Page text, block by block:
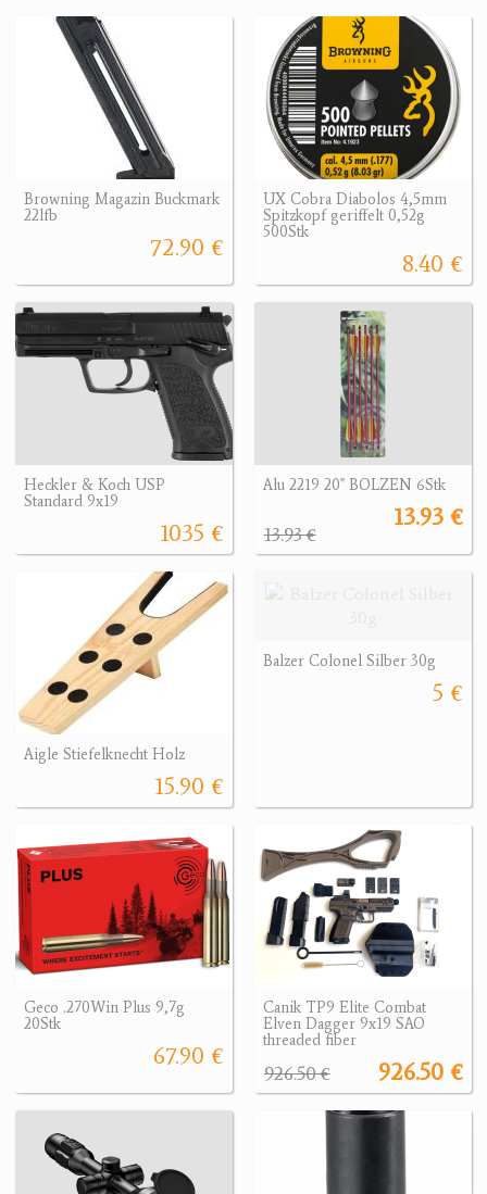
Browning Magazin Buckmark
22lfb
72.90 €
UX Cobra Diabolos 4,5mm
Spitzkopf geriffelt 0,52g
500Stk
8.40 €
Heckler & Koch USP
Standard 9x19
1035 €
Alu 2219 20" BOLZEN 6Stk
13.93 €
13.93 €
Aigle Stiefelknecht Holz
15.90 €
Balzer Colonel Silber 30g
5 €
Geco .270Win Plus 9,7g
20Stk
67.90 €
Canik TP9 Elite Combat
Elven Dagger 9x19 SAO
threaded fiber
926.50 €
926.50 €